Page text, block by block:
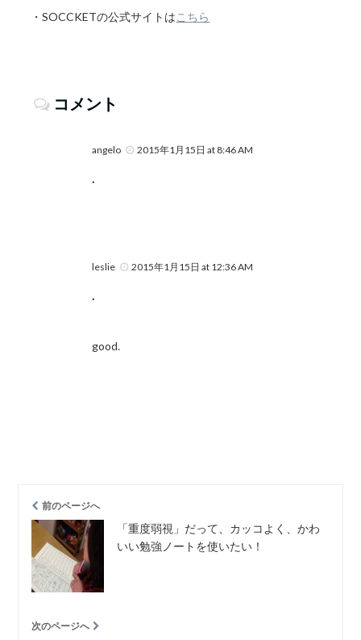
・SOCCKETの公式サイトはこちら
コメント
angelo 2015年1月15日 at 8:46 AM
.
leslie 2015年1月15日 at 12:36 AM
.
good.
前のページへ
「重度弱視」だって、カッコよく、かわ
いい勉強ノートを使いたい！
次のページへ